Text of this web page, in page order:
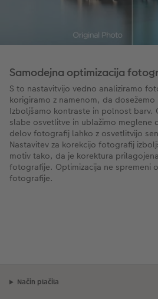
Samodejna optimizacija
S to nastavitvijo vedno analiziramo
korigiramo z namenom, da
Izboljšamo kontraste in polnost barv.
slabe osvetlitve in ublažimo meglene
delov fotografij lahko z osvetlitvijo
Nastavitev za korekcijo fotografij
motiv tako, da je korektura
fotografije. Optimizacija ne spremeni
fotografije.
Način plačila